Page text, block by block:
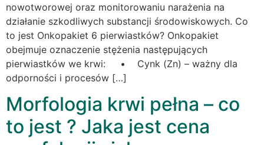
nowotworowej oraz monitorowaniu narażenia na
działanie szkodliwych substancji środowiskowych. Co
to jest Onkopakiet 6 pierwiastków? Onkopakiet
obejmuje oznaczenie stężenia następujących
pierwiastków we krwi: • Cynk (Zn) – ważny dla
odporności i procesów […]
Morfologia krwi pełna – co
to jest ? Jaka jest cena